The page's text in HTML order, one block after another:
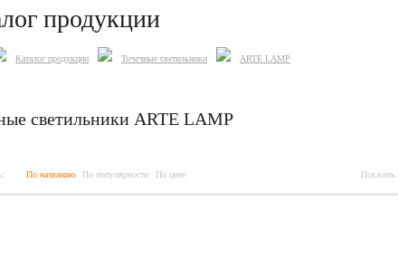
продукции
Каталог продукции Точечные светильники ARTE LAMP
светильники ARTE LAMP
По названию По популярности По цене Показать: